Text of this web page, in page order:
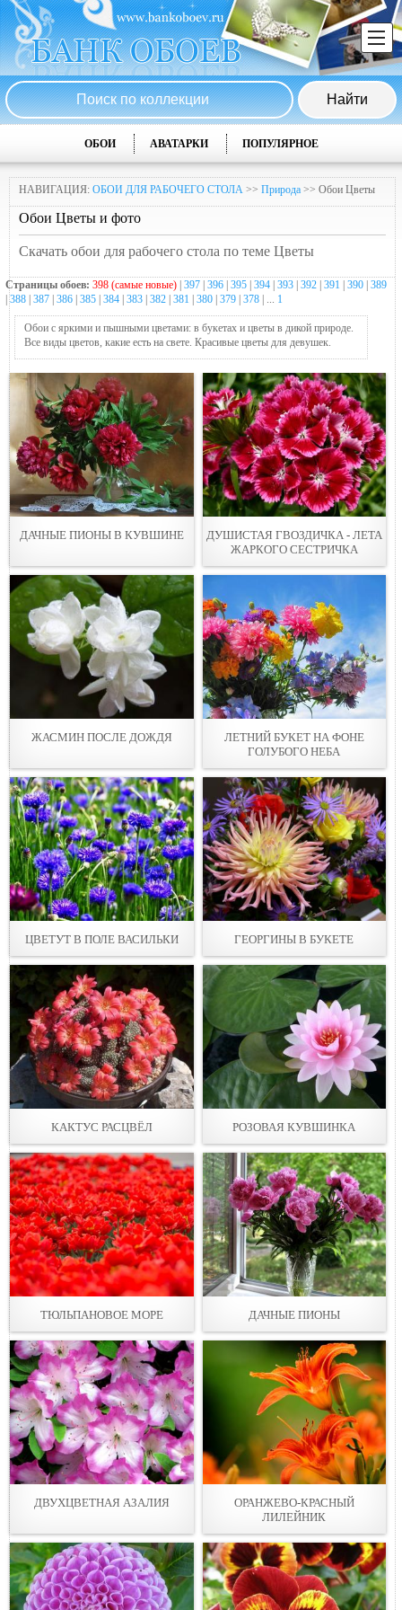
ОБОИ АВАТАРКИ ПОПУЛЯРНОЕ
НАВИГАЦИЯ: ОБОИ ДЛЯ РАБОЧЕГО СТОЛА >> Природа >> Обои Цветы
Обои Цветы и фото
Скачать обои для рабочего стола по теме Цветы
Страницы обоев: 398 (самые новые) 397 396 395 394 393 392 391 390 389
|388 387 386 385 384 383 382 381 380 379 378 | ... 1
Обои с яркими и пышными цветами: в букетах и цветы в дикой природе.
Все виды цветов, какие есть на свете. Красивые цветы для девушек.
ДАЧНЫЕ ПИОНЫ В КУВШИНЕ
ДУШИСТАЯ ГВОЗДИЧКА - ЛЕТА
ЖАРКОГО СЕСТРИЧКА
ЖАСМИН ПОСЛЕ ДОЖДЯ
ЛЕТНИЙ БУКЕТ НА ФОНЕ
ГОЛУБОГО НЕБА
ЦВЕТУТ В ПОЛЕ ВАСИЛЬКИ ГЕОРГИНЫ В БУКЕТЕ
КАКТУС РАСЦВЁЛ РОЗОВАЯ КУВШИНКА
ТЮЛЬПАНОВОЕ МОРЕ ДАЧНЫЕ ПИОНЫ
ДВУХЦВЕТНАЯ АЗАЛИЯ
ОРАНЖЕВО-КРАСНЫЙ
ЛИЛЕЙНИК